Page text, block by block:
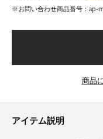
商品番号
ap-
商品
アイテム説明